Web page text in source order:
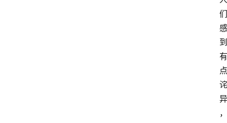
们
感
到
有
点
诧
异
，